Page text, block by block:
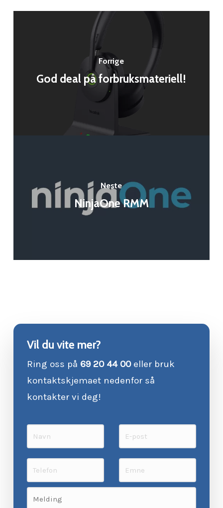
Forrige
God deal på forbruksmateriell!
Neste
NinjaOne RMM
Vil du vite mer?
Ring oss på 69 20 44 00eller bruk
kontaktskjemaet nedenfor så
kontakter vi deg!